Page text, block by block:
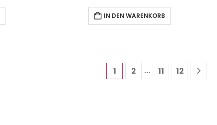
IN DEN WARENKORB
1 2 … 11 12